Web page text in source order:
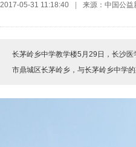
2017-05-31 11:18:40 来源：中国公益
长茅岭乡中学教学楼5月29日，长沙
市鼎城区长茅岭乡，与长茅岭乡中学